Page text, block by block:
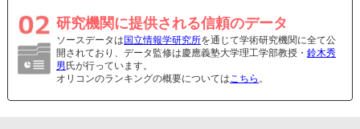
研究機関に提供される信頼のデータ
ソースデータは 国立情報学研究所を通じて学術研究機関に全て公
開されており、データ監修は慶應義塾大学理工学部教授・ 鈴木秀
男 氏が行っています。
オリコンのランキングの概要についてはこちら 。